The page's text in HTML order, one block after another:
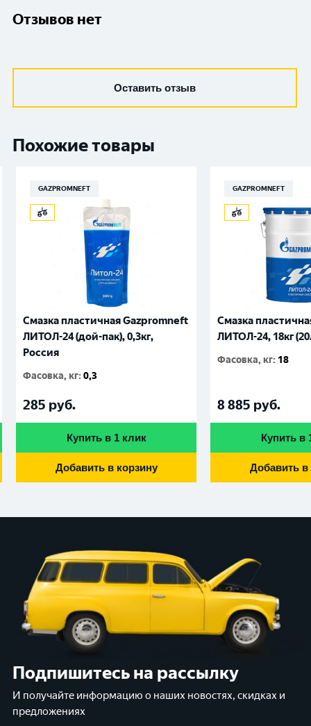
Отзывов нет
Оставить отзыв
Похожие товары
GAZPROMNEFT
Смазка пластичная Gazpromneft
ЛИТОЛ-24 (дой-пак), 0,3кг,
Россия
Фасовка, кг:0,3
285 руб.
Купить в 1 клик
Добавить в корзину
GAZPROMNEFT
Смазка
ЛИТОЛ-24, 18кг
Фасовка, кг: 18
8 885 руб.
Купить в
Добавить в
Подпишитесь на рассылку
И получайте информацию о наших новостях, скидках и
предложениях